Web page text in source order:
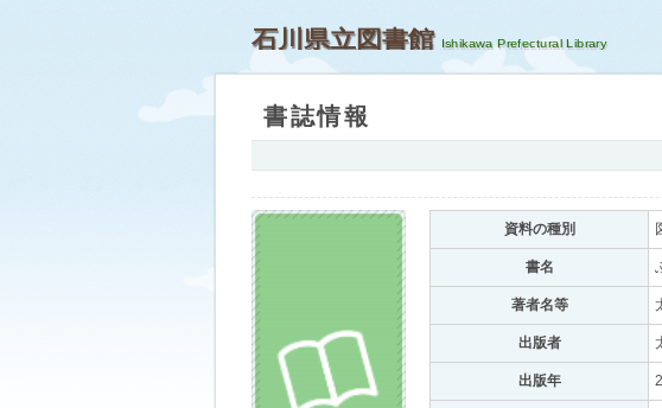
石川県立図書館
書誌情報
資料の種別
書名
著者名等
出版者
出版年